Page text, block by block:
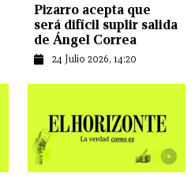
Pizarro acepta que
será difícil suplir salida
de Ángel Correa
24 Julio 2026, 14:20